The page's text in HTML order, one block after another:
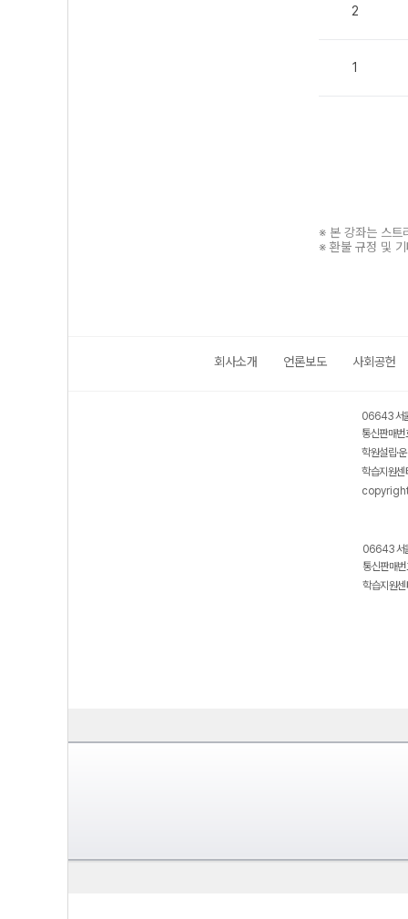
2
1
※ 본 강좌는 스트
※ 환불 규정 및
회사소개 언론보도 사회공헌
06643 서
통신판매
학원설립·
학습지원
06643 서
통신판매
학습지원